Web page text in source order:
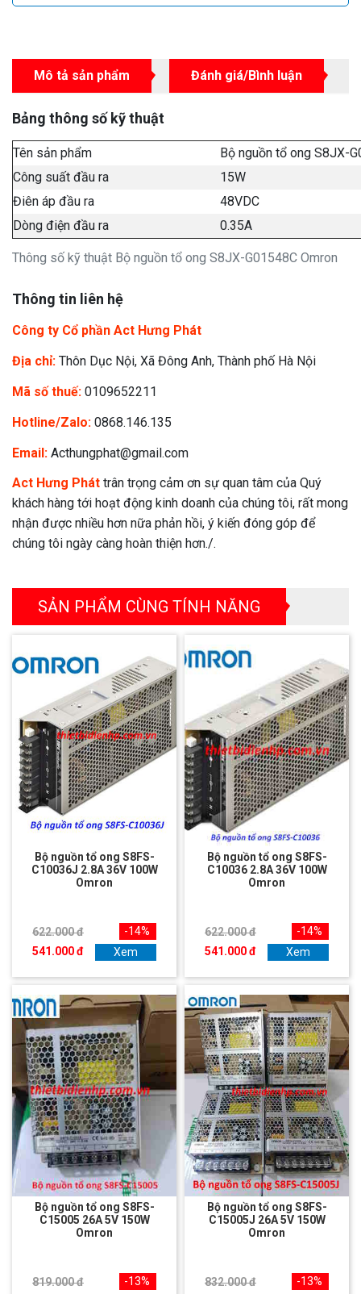
Mô tả sản phẩm Đánh giá/Bình luận
Bảng thông số kỹ thuật
Thông số kỹ thuật Bộ nguồn tổ ong S8JX-G01548C Omron
Tên sản phẩm
Bộ nguồn tổ ong S8JX-
Công suất đầu ra
15W
Điên áp đầu ra
48VDC
Dòng điện đầu ra
0.35A
Thông tin liên hệ
Công ty Cổ phần Act Hưng Phát
Địa chỉ: Thôn Dục Nội, Xã Đông Anh, Thành phố Hà Nội
Mã số thuế: 0109652211
Hotline/Zalo: 0868.146.135
Email: Acthungphat@gmail.com
Act Hưng Phát trân trọng cảm ơn sự quan tâm của Quý
khách hàng tới hoạt động kinh doanh của chúng tôi, rất mong
nhận được nhiều hơn nữa phản hồi, ý kiến đóng góp để
chúng tôi ngày càng hoàn thiện hơn./.
SẢN PHẨM CÙNG TÍNH NĂNG
Bộ nguồn tổ ong S8FS-
C10036J 2.8A 36V 100W
Omron
622.000 đ
541.000 đ
-14%
Xem
Bộ nguồn tổ ong S8FS-
C10036 2.8A 36V 100W
Omron
622.000 đ
541.000 đ
-14%
Xem
Bộ nguồn tổ ong S8FS-
C15005 26A 5V 150W
Omron
819.000 đ
-13%
Bộ nguồn tổ ong S8FS-
C15005J 26A 5V 150W
Omron
832.000 đ
-13%